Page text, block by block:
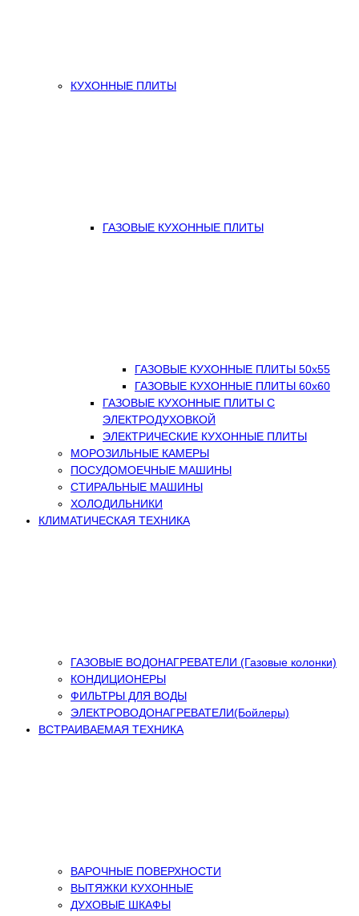
КУХОННЫЕ ПЛИТЫ
ГАЗОВЫЕ КУХОННЫЕ ПЛИТЫ
ГАЗОВЫЕ КУХОННЫЕ ПЛИТЫ 50х55
ГАЗОВЫЕ КУХОННЫЕ ПЛИТЫ 60х60
ГАЗОВЫЕ КУХОННЫЕ ПЛИТЫ С
ЭЛЕКТРОДУХОВКОЙ
ЭЛЕКТРИЧЕСКИЕ КУХОННЫЕ ПЛИТЫ
МОРОЗИЛЬНЫЕ КАМЕРЫ
ПОСУДОМОЕЧНЫЕ МАШИНЫ
СТИРАЛЬНЫЕ МАШИНЫ
ХОЛОДИЛЬНИКИ
КЛИМАТИЧЕСКАЯ ТЕХНИКА
ГАЗОВЫЕ ВОДОНАГРЕВАТЕЛИ (Газовые колонки)
КОНДИЦИОНЕРЫ
ФИЛЬТРЫ ДЛЯ ВОДЫ
ЭЛЕКТРОВОДОНАГРЕВАТЕЛИ(Бойлеры)
ВСТРАИВАЕМАЯ ТЕХНИКА
ВАРОЧНЫЕ ПОВЕРХНОСТИ
ВЫТЯЖКИ КУХОННЫЕ
ДУХОВЫЕ ШКАФЫ